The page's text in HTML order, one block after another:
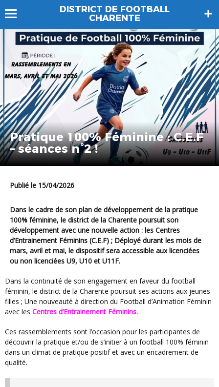
DISTRICT DE FOOTBALL
CHARENTE
Pratique 100% Féminine : C.E.F
– séances n°2 !
Publié le 15/04/2026
Dans le cadre de son plan de développement de la pratique
100% féminine, le district de la Charente poursuit son
développement avec une nouvelle action : les Centres
d’Entrainement Féminins (C.E.F) ; Déployé durant les mois de
mars, avril et mai, le dispositif sera accessible aux licenciées
ou non licenciées U9, U10 et U11F.
Dans la continuité de son engagement en faveur du football
féminin, le district de la Charente poursuit ses actions aux jeunes
filles ; Une nouveauté à direction du Football d’Animation Féminin
avec les Centres d’Entrainement Féminins.
Ces rassemblements sont l’occasion pour les participantes de
découvrir la pratique et/ou de s’initier à un football 100% féminin
dans un climat de pratique positif et avec un encadrement de
qualité.